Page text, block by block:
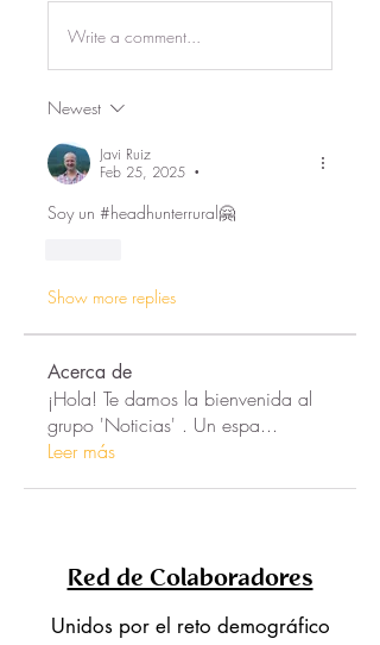
Write a comment...
Newest
Javi Ruiz
Feb 25, 2025
•
Soy un #headhunterrural🤗
Show more replies
Acerca de
¡Hola! Te damos la bienvenida al
grupo 'Noticias' . Un espa...
Leer más
Red de Colaboradores
Unidos por el reto demográfico